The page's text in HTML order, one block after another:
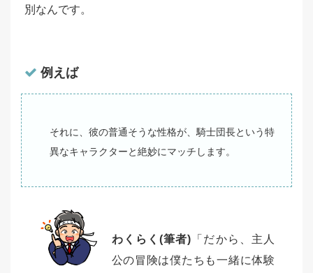
別なんです。
例えば
それに、彼の普通そうな性格が、騎士団長という特
異なキャラクターと絶妙にマッチします。
わくらく(筆者) 「だから、主人
公の冒険は僕たちも一緒に体験